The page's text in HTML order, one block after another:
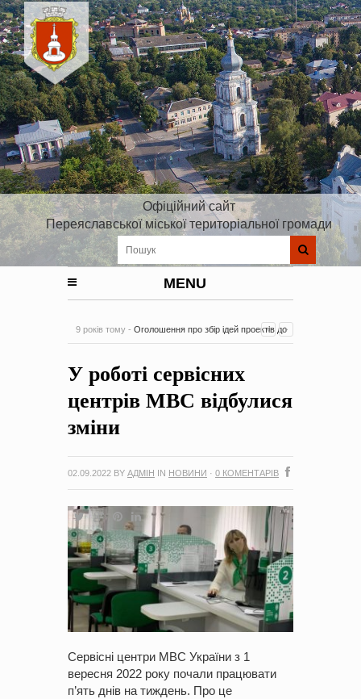
Офіційний сайт
Переяславської міської територіальної громади
MENU
9 років тому - Оголошення про збір ідей проектів до
на період 2018 – 2020 роки Оголошення про збір ідей
проектів
У роботі сервісних
центрів МВС відбулися
зміни
02.09.2022 BY АДМІН IN НОВИНИ · 0 КОМЕНТАРІВ
Сервісні центри МВС України з 1
вересня 2022 року почали працювати
п’ять днів на тиждень. Про це